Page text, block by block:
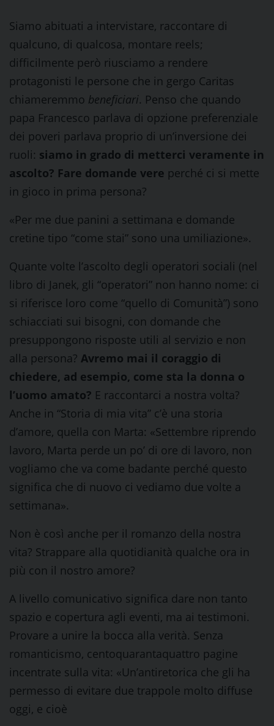
Siamo abituati a intervistare, raccontare di
qualcuno, di qualcosa, montare reels;
difficilmente però riusciamo a rendere
protagonisti le persone che in gergo Caritas
chiameremmo beneficiari. Penso che quando
papa Francesco parlava di opzione preferenziale
dei poveri parlava proprio di un’inversione dei
ruoli: siamo in grado di metterci veramente in
ascolto? Fare domande vere perché ci si mette
in gioco in prima persona?
«Per me due panini a settimana e domande
cretine tipo “come stai” sono una umiliazione».
Quante volte l’ascolto degli operatori sociali (nel
libro di Janek, gli “operatori” non hanno nome: ci
si riferisce loro come “quello di Comunità”) sono
schiacciati sui bisogni, con domande che
presuppongono risposte utili al servizio e non
alla persona? Avremo mai il coraggio di
chiedere, ad esempio, come sta la donna o
l’uomo amato? E raccontarci a nostra volta?
Anche in “Storia di mia vita” c’è una storia
d’amore, quella con Marta: «Settembre riprendo
lavoro, Marta perde un po’ di ore di lavoro, non
vogliamo che va come badante perché questo
significa che di nuovo ci vediamo due volte a
settimana».
Non è così anche per il romanzo della nostra
vita? Strappare alla quotidianità qualche ora in
più con il nostro amore?
A livello comunicativo significa dare non tanto
spazio e copertura agli eventi, ma ai testimoni.
Provare a unire la bocca alla verità. Senza
romanticismo, centoquarantaquattro pagine
incentrate sulla vita: «Un’antiretorica che gli ha
permesso di evitare due trappole molto diffuse
oggi, e cioè